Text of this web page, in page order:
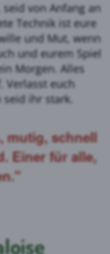
von Anfang an
Technik ist eure
und Mut, wenn
und eurem Spiel
Morgen. Alles
Verlasst euch
ihr stark.
mutig, schnell
Einer für alle,